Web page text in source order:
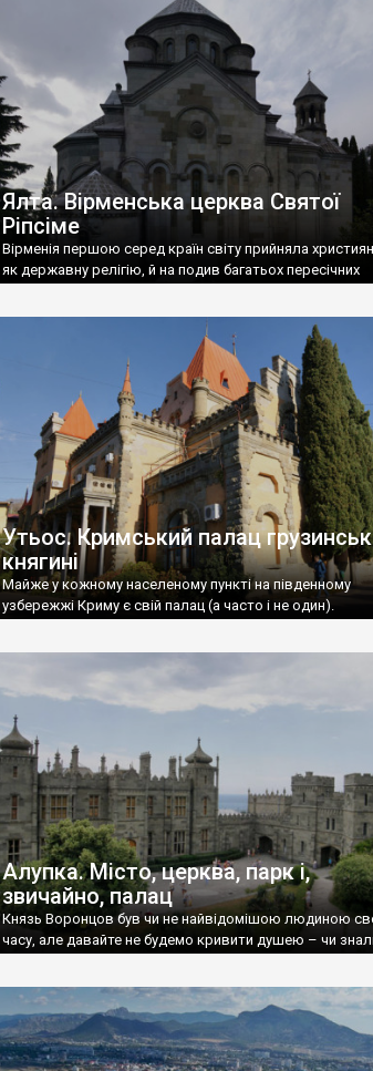
називаються «повстяками» (postaki)…” “Вино. Крим
виробляє відмінне вино і його вдосталь: воно все
легке біле і дуже […]
Ялта. Вірменська церква Святої
Ріпсіме
Вірменія першою серед країн світу прийняла
як державну релігію, й на подив багатьох пересічних
Утьос. Кримський палац
княгині
Майже у кожному населеному пункті на південному
узбережжі Криму є свій палац (а часто і не один).
Алупка. Місто, церква, парк і,
звичайно, палац
Князь Воронцов був чи не найвідомішою людиною
часу, але давайте не будемо кривити душею – чи